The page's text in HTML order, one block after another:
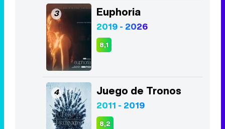
3 Euphoria
2019 - 2026
8,1
4 Juego de Tronos
2011 - 2019
8,2